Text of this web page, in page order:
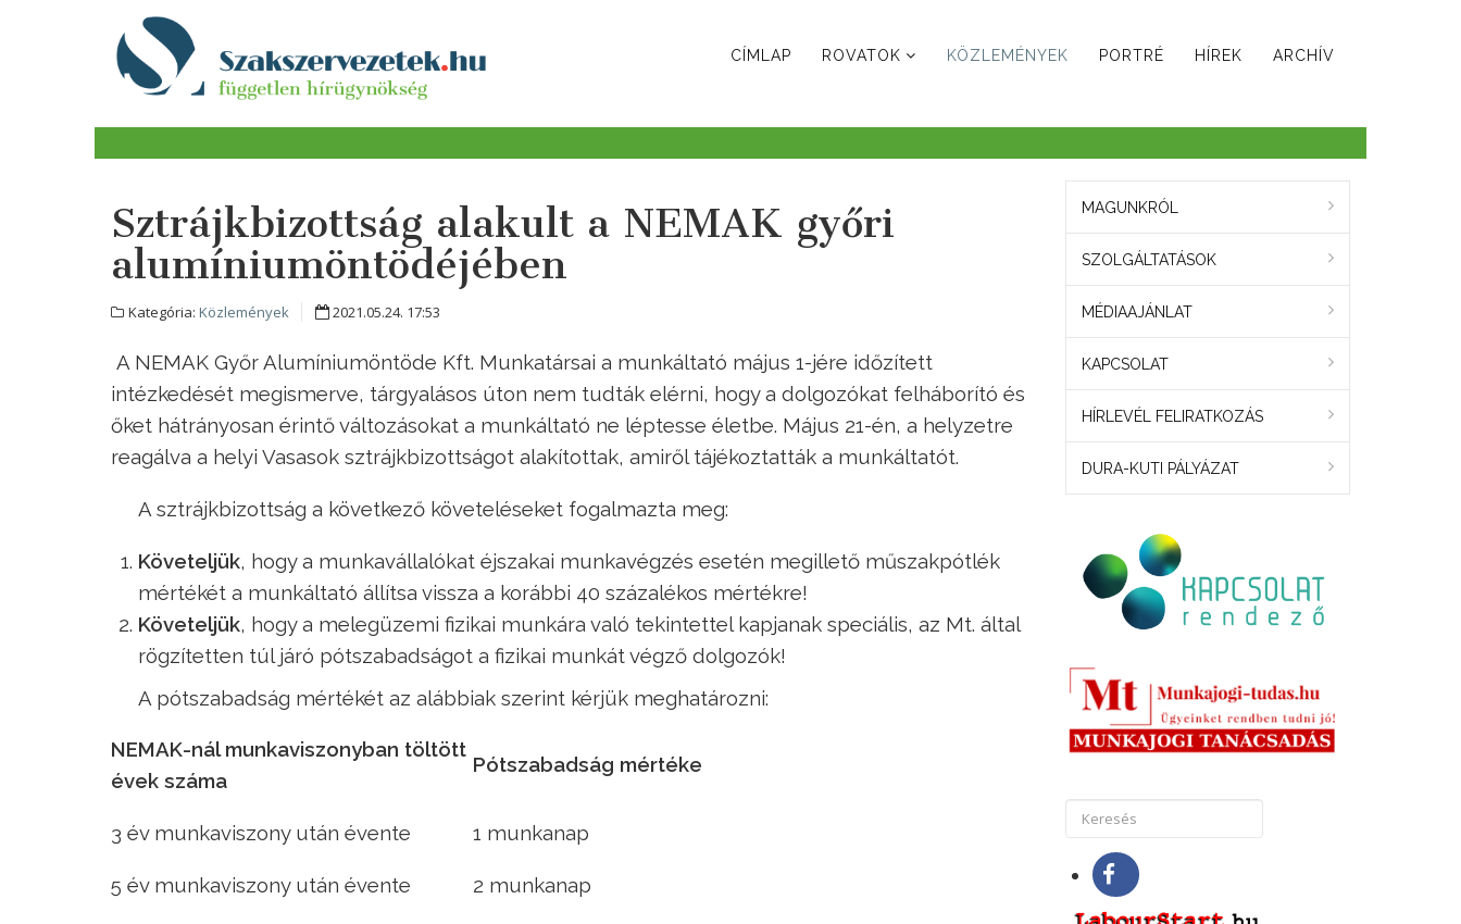
CÍMLAP ROVATOK KÖZLEMÉNYEK PORTRÉ HÍREK ARCHÍV
Sztrájkbizottság alakult a NEMAK győri
alumíniumöntödéjében
Kategória: Közlemények 2021.05.24. 17:53
A NEMAK Győr Alumíniumöntöde Kft. Munkatársai a munkáltató május 1-jére időzített
intézkedését megismerve, tárgyalásos úton nem tudták elérni, hogy a dolgozókat felháborító és
őket hátrányosan érintő változásokat a munkáltató ne léptesse életbe. Május 21-én, a helyzetre
reagálva a helyi Vasasok sztrájkbizottságot alakítottak, amiről tájékoztatták a munkáltatót.
A sztrájkbizottság a következő követeléseket fogalmazta meg:
Követeljük, hogy a munkavállalókat éjszakai munkavégzés esetén megillető műszakpótlék
mértékét a munkáltató állítsa vissza a korábbi 40 százalékos mértékre!
Követeljük, hogy a melegüzemi fizikai munkára való tekintettel kapjanak speciális, az Mt. által
rögzítetten túl járó pótszabadságot a fizikai munkát végző dolgozók!
A pótszabadság mértékét az alábbiak szerint kérjük meghatározni:
NEMAK-nál munkaviszonyban töltött
évek száma
Pótszabadság mértéke
3 év munkaviszony után évente 1 munkanap
5 év munkaviszony után évente 2 munkanap
MAGUNKRÓL
SZOLGÁLTATÁSOK
MÉDIAAJÁNLAT
KAPCSOLAT
HÍRLEVÉL FELIRATKOZÁS
DURA-KUTI PÁLYÁZAT